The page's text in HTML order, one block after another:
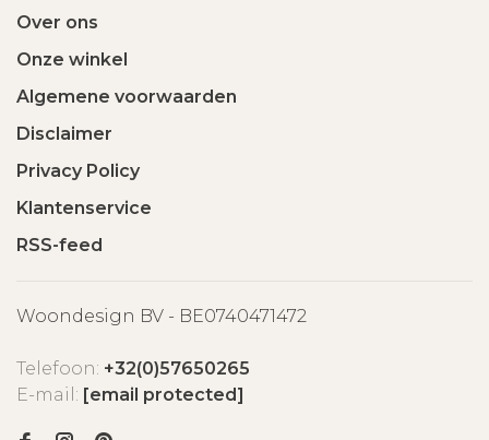
Over ons
Onze winkel
Algemene voorwaarden
Disclaimer
Privacy Policy
Klantenservice
RSS-feed
Woondesign BV - BE0740471472
Telefoon: +32(0)57650265
E-mail: [email protected]